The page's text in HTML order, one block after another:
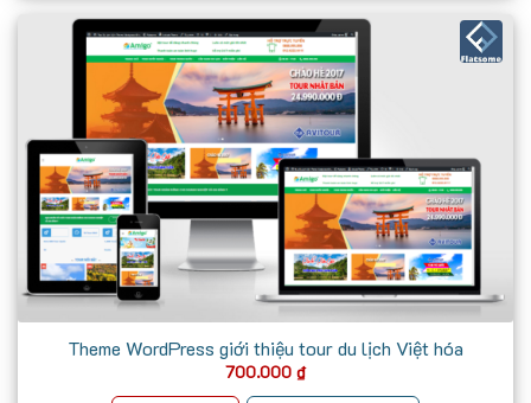
Theme WordPress giới thiệu tour du lịch Việt hóa
700.000 ₫